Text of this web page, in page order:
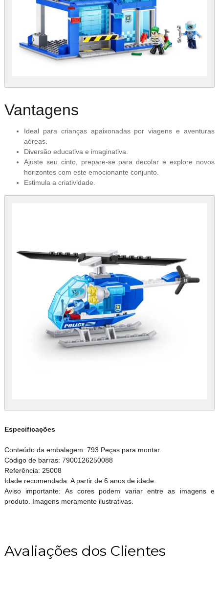
Vantagens
Ideal para crianças apaixonadas por viagens e aventuras
aéreas.
Diversão educativa e imaginativa.
Ajuste seu cinto, prepare-se para decolar e explore novos
horizontes com este emocionante conjunto.
Estimula a criatividade.
Especificações
Conteúdo da embalagem: 793 Peças para montar.
Código de barras: 7900126250088
Referência: 25008
Idade recomendada: A partir de 6 anos de idade.
Aviso importante: As cores podem variar entre as imagens e
produto. Imagens meramente ilustrativas.
Avaliações dos Clientes